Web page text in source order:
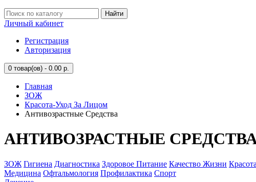
Найти
Личный кабинет
Регистрация
Авторизация
0 товар(ов) - 0.00 р.
Главная
ЗОЖ
Красота-Уход За Лицом
Антивозрастные Средства
АНТИВОЗРАСТНЫЕ
ЗОЖ Гигиена Диагностика Здоровое Питание Качество Жизни
Медицина Офтальмология Профилактика Спорт